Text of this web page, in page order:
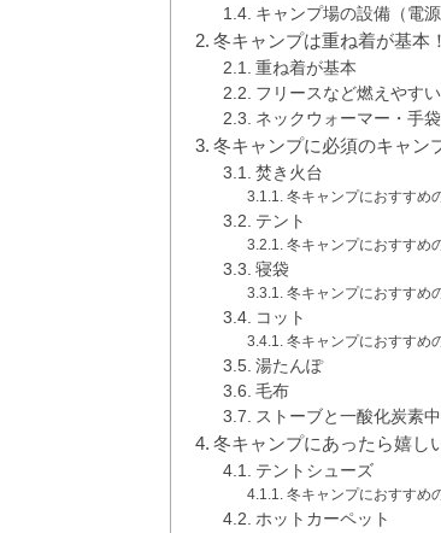
キャンプ場の設備（電
冬キャンプは重ね着が基本
重ね着が基本
フリースなど燃えやす
ネックウォーマー・手
冬キャンプに必須のキャン
焚き火台
冬キャンプにおすすめ
テント
冬キャンプにおすすめ
寝袋
冬キャンプにおすすめ
コット
冬キャンプにおすすめ
湯たんぽ
毛布
ストーブと一酸化炭素
冬キャンプにあったら嬉し
テントシューズ
冬キャンプにおすすめ
ホットカーペット